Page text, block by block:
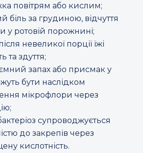
повітрям або кислим;
біль за грудиною, відчуття
у ротовій порожнині;
невеликої порції їжі
та здуття;
запах або присмак у
бути наслідком
мікрофлори через
супроводжується
до закрепів через
кислотність.